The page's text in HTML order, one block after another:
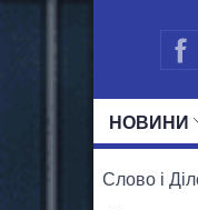
НОВИНИ
Слово і